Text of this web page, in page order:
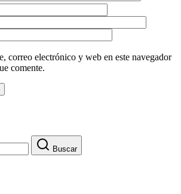
correo electrónico y web en este navegador
comente.
Buscar